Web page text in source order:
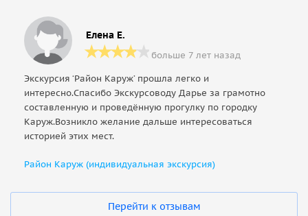
Елена Е.
больше 7 лет назад
Экскурсия ‘Район Каруж’ прошла легко и
интересно.Спасибо Экскурсоводу Дарье за грамотно
составленную и проведённую прогулку по городку
Каруж.Возникло желание дальше интересоваться
историей этих мест.
Район Каруж (индивидуальная экскурсия)
Перейти к отзывам